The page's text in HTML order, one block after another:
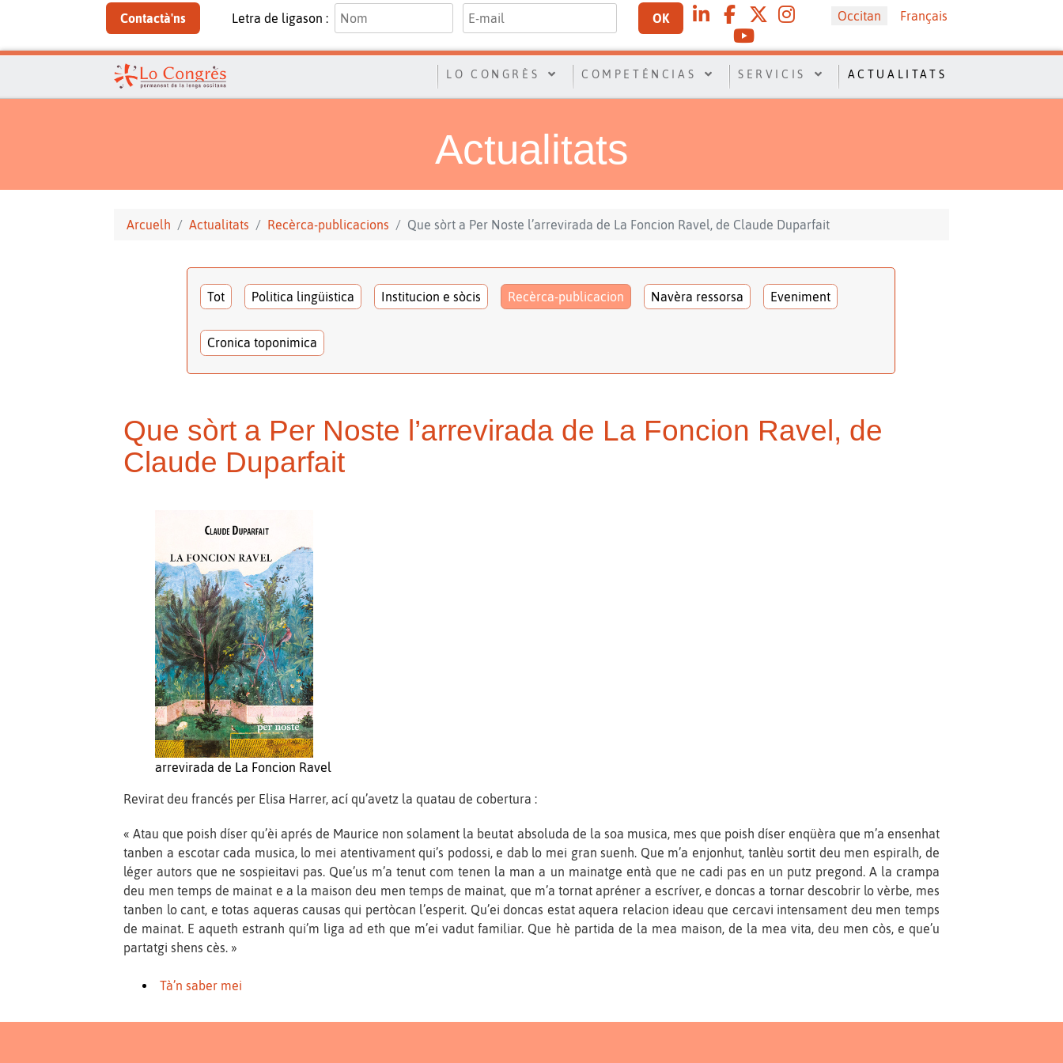
Contactà'ns Letra de ligason : OK Sélectionnez votre langue
Occitan Français
LO CONGRÈS COMPETÉNCIAS SERVICIS ACTUALITATS
Actualitats
Arcuelh Actualitats Recèrca-publicacions Que sòrt a Per Noste l’arrevirada de La Foncion Ravel, de Claude Duparfait
Tot Politica lingüistica Institucion e sòcis Recèrca-publicacion Navèra ressorsa Eveniment
Cronica toponimica
Que sòrt a Per Noste l’arrevirada de La Foncion Ravel, de
Claude Duparfait
arrevirada de La Foncion Ravel
Revirat deu francés per Elisa Harrer, ací qu’avetz la quatau de cobertura :
« Atau que poish díser qu’èi aprés de Maurice non solament la beutat absoluda de la soa musica, mes que poish díser enqüèra que m’a ensenhat
tanben a escotar cada musica, lo mei atentivament qui’s podossi, e dab lo mei gran suenh. Que m’a enjonhut, tanlèu sortit deu men espiralh, de
léger autors que ne sospieitavi pas. Que’us m’a tenut com tenen la man a un mainatge entà que ne cadi pas en un putz pregond. A la crampa
deu men temps de mainat e a la maison deu men temps de mainat, que m’a tornat apréner a escríver, e doncas a tornar descobrir lo vèrbe, mes
tanben lo cant, e totas aqueras causas qui pertòcan l’esperit. Qu’ei doncas estat aquera relacion ideau que cercavi intensament deu men temps
de mainat. E aqueth estranh qui’m liga ad eth que m’ei vadut familiar. Que hè partida de la mea maison, de la mea vita, deu men còs, e que’u
partatgi shens cès. »
Tà’n saber mei